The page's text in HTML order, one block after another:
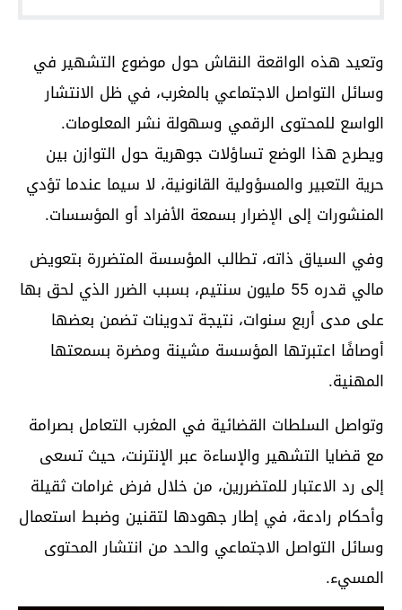
وتعيد هذه الواقعة النقاش حول موضوع التشهير في
وسائل التواصل الاجتماعي بالمغرب، في ظل الانتشار
الواسع للمحتوى الرقمي وسهولة نشر المعلومات.
ويطرح هذا الوضع تساؤلات جوهرية حول التوازن بين
حرية التعبير والمسؤولية القانونية، لا سيما عندما تؤدي
المنشورات إلى الإضرار بسمعة الأفراد أو المؤسسات.
وفي السياق ذاته، تطالب المؤسسة المتضررة بتعويض
مالي قدره 55 مليون سنتيم، بسبب الضرر الذي لحق بها
على مدى أربع سنوات، نتيجة تدوينات تضمن بعضها
أوصافًا اعتبرتها المؤسسة مشينة ومضرة بسمعتها
المهنية.
وتواصل السلطات القضائية في المغرب التعامل بصرامة
مع قضايا التشهير والإساءة عبر الإنترنت، حيث تسعى
إلى رد الاعتبار للمتضررين، من خلال فرض غرامات ثقيلة
وأحكام رادعة، في إطار جهودها لتقنين وضبط استعمال
وسائل التواصل الاجتماعي والحد من انتشار المحتوى
المسيء.